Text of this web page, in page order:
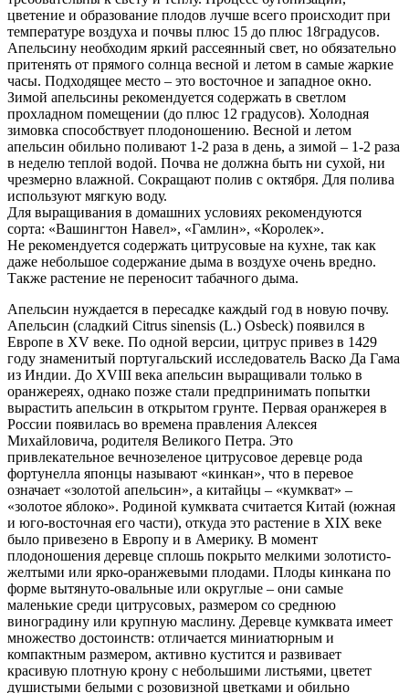
цветение и образование плодов лучше всего происходит при
температуре воздуха и почвы плюс 15 до плюс 18градусов.
Апельсину необходим яркий рассеянный свет, но обязательно
притенять от прямого солнца весной и летом в самые жаркие
часы. Подходящее место – это восточное и западное окно.
Зимой апельсины рекомендуется содержать в светлом
прохладном помещении (до плюс 12 градусов). Холодная
зимовка способствует плодоношению. Весной и летом
апельсин обильно поливают 1-2 раза в день, а зимой – 1-2 раза
в неделю теплой водой. Почва не должна быть ни сухой, ни
чрезмерно влажной. Сокращают полив с октября. Для полива
используют мягкую воду.
Для выращивания в домашних условиях рекомендуются
сорта: «Вашингтон Навел», «Гамлин», «Королек».
Не рекомендуется содержать цитрусовые на кухне, так как
даже небольшое содержание дыма в воздухе очень вредно.
Также растение не переносит табачного дыма.
Апельсин нуждается в пересадке каждый год в новую почву.
Апельсин (сладкий Citrus sinensis (L.) Osbeck) появился в
Европе в XV веке. По одной версии, цитрус привез в 1429
году знаменитый португальский исследователь Васко Да Гама
из Индии. До XVIII века апельсин выращивали только в
оранжереях, однако позже стали предпринимать попытки
вырастить апельсин в открытом грунте. Первая оранжерея в
России появилась во времена правления Алексея
Михайловича, родителя Великого Петра. Это
привлекательное вечнозеленое цитрусовое деревце рода
фортунелла японцы называют «кинкан», что в перевое
означает «золотой апельсин», а китайцы – «кумкват» –
«золотое яблоко». Родиной кумквата считается Китай (южная
и юго-восточная его части), откуда это растение в XIX веке
было привезено в Европу и в Америку. В момент
плодоношения деревце сплошь покрыто мелкими золотисто-
желтыми или ярко-оранжевыми плодами. Плоды кинкана по
форме вытянуто-овальные или округлые – они самые
маленькие среди цитрусовых, размером со среднюю
виноградину или крупную маслину. Деревце кумквата имеет
множество достоинств: отличается миниатюрным и
компактным размером, активно кустится и развивает
красивую плотную крону с небольшими листьями, цветет
душистыми белыми с розовизной цветками и обильно